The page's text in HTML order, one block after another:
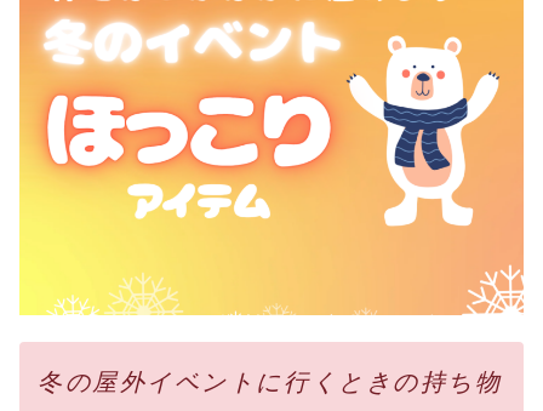
冬の屋外イベントに行くときの持ち物